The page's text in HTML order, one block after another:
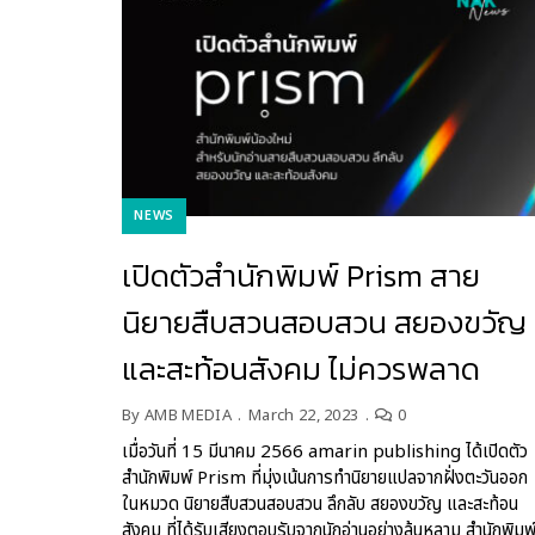
NEWS
เปิดตัวสำนักพิมพ์ Prism สาย
นิยายสืบสวนสอบสวน สยองขวัญ
และสะท้อนสังคม ไม่ควรพลาด
By AMB MEDIA March 22, 2023 0
เมื่อวันที่ 15 มีนาคม 2566 amarin publishing ได้เปิดตัว
สำนักพิมพ์ Prism ที่มุ่งเน้นการทำนิยายแปลจากฝั่งตะวันออก
ในหมวด นิยายสืบสวนสอบสวน ลึกลับ สยองขวัญ และสะท้อน